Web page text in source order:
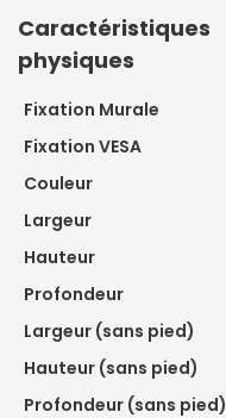
Caractéristiques
physiques
Fixation Murale
Fixation VESA
Couleur
Largeur
Hauteur
Profondeur
Largeur (sans pied)
Hauteur (sans pied)
Profondeur (sans pied)